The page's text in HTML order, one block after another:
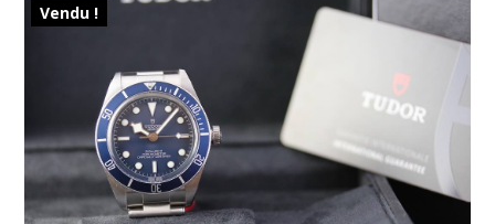
Vendu !